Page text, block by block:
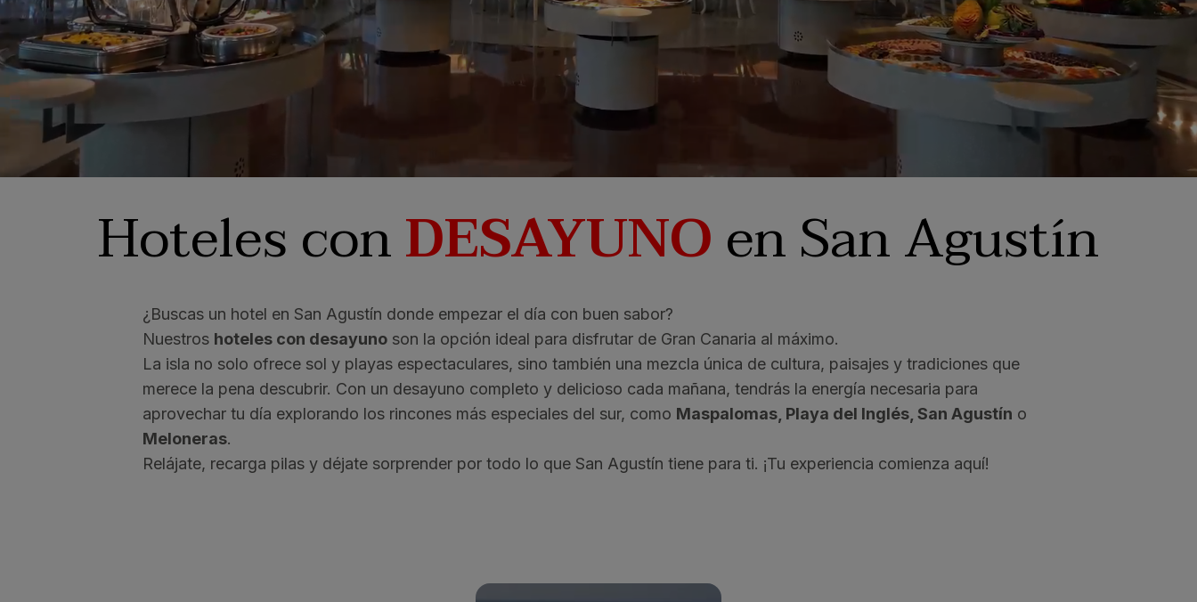
Hoteles conDESAYUNOen San Agustín
¿Buscas un hotel en San Agustín donde empezar el día con buen sabor?
Nuestros hoteles con desayuno son la opción ideal para disfrutar de Gran Canaria al máximo.
La isla no solo ofrece sol y playas espectaculares, sino también una mezcla única de cultura, paisajes y tradiciones que
merece la pena descubrir. Con un desayuno completo y delicioso cada mañana, tendrás la energía necesaria para
aprovechar tu día explorando los rincones más especiales del sur, como Maspalomas, Playa del Inglés, San Agustín o
Meloneras.
Relájate, recarga pilas y déjate sorprender por todo lo que San Agustín tiene para ti. ¡Tu experiencia comienza aquí!